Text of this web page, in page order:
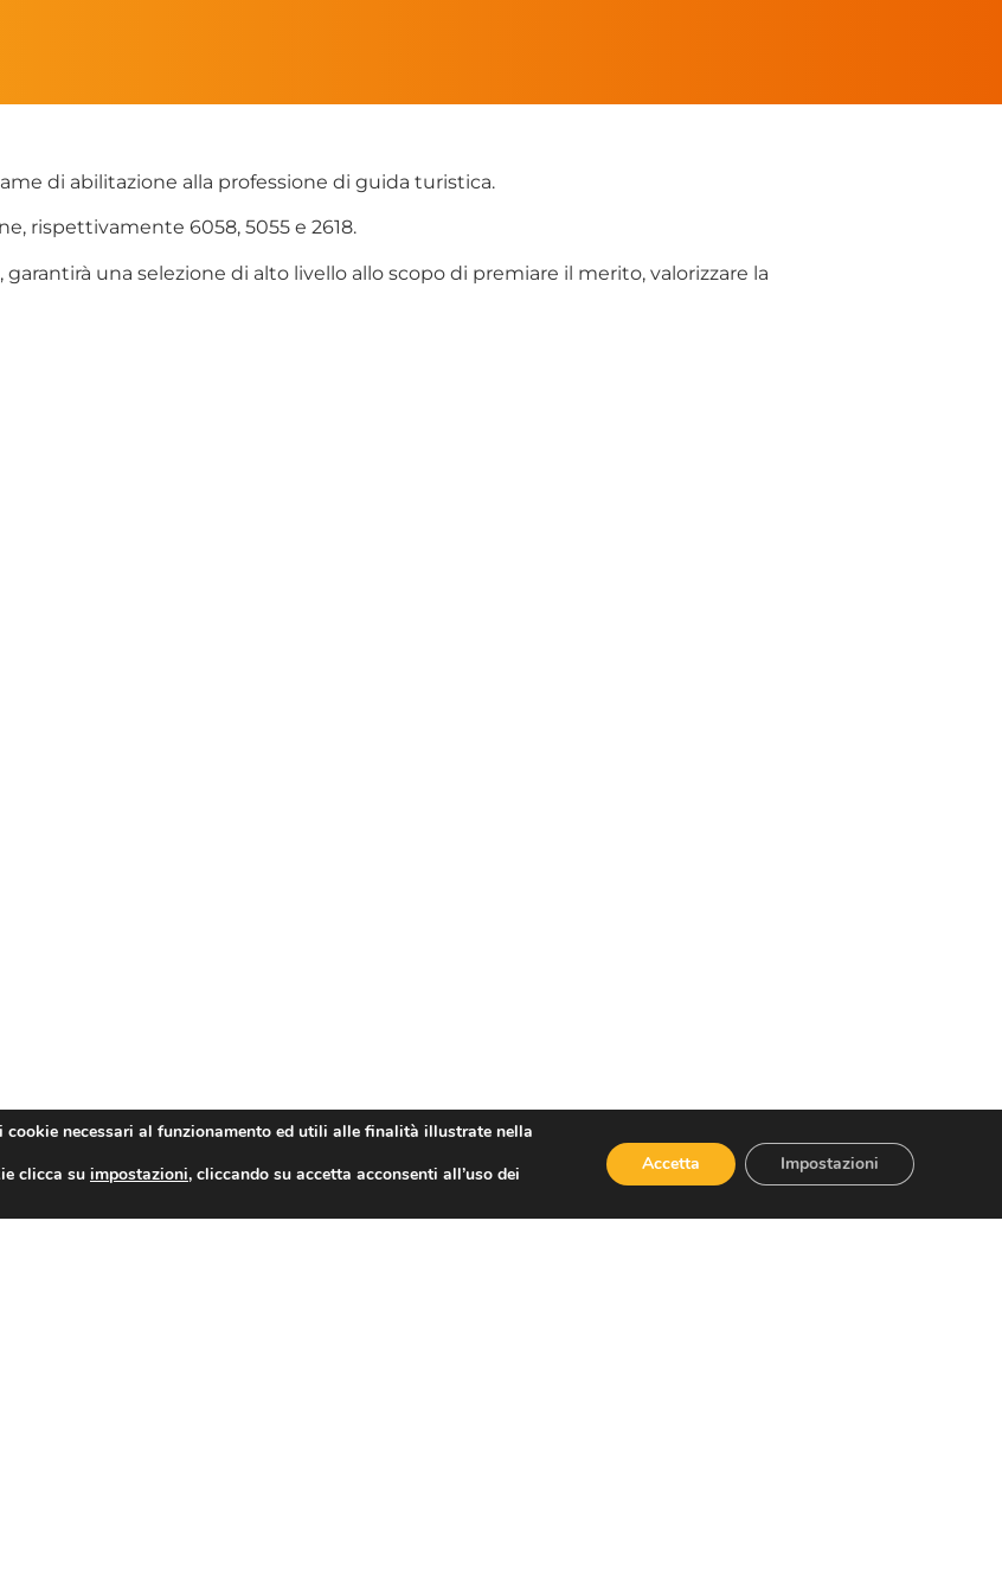
di abilitazione alla professione di guida turistica.
rispettivamente 6058, 5055 e 2618.
una selezione di alto livello allo scopo di premiare il merito, valorizzare la
CON QUASI 30 MILA CANDIDATUREproviene daFEDERAGIT
necessari al funzionamento ed utili alle finalità illustrate nella
clicca su impostazioni, cliccando su accetta acconsenti all’uso dei
Accetta Impostazioni